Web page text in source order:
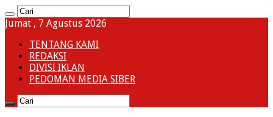
Jumat , 7 Agustus 2026
TENTANG KAMI
REDAKSI
DIVISI IKLAN
PEDOMAN MEDIA SIBER